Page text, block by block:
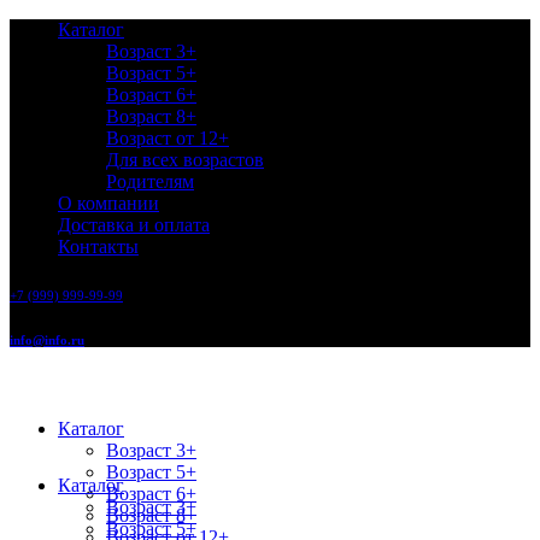
Каталог
Возраст 3+
Возраст 5+
Возраст 6+
Возраст 8+
Возраст от 12+
Для всех возрастов
Родителям
О компании
Доставка и оплата
Контакты
+7 (999) 999-99-99
info@info.ru
Каталог
Возраст 3+
Возраст 5+
Возраст 6+
Возраст 8+
Каталог
Возраст 3+
Возраст 5+